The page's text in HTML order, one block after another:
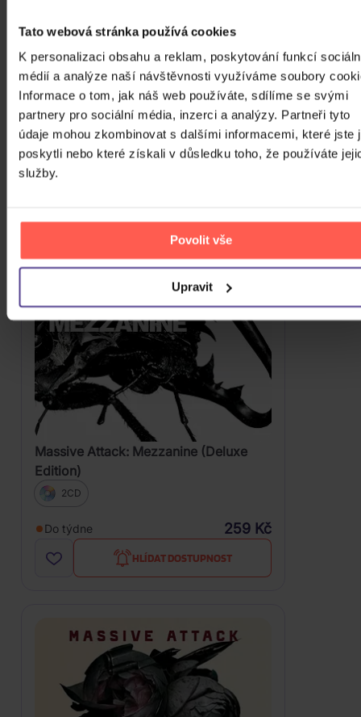
Tato webová stránka používá cookies
K personalizaci obsahu a reklam, poskytování funkcí
médií a analýze naší návštěvnosti využíváme soubory
Informace o tom, jak náš web používáte, sdílíme se svými
partnery pro sociální média, inzerci a analýzy. Partneři tyto
údaje mohou zkombinovat s dalšími informacemi, které jste
poskytli nebo které získali v důsledku toho, že používáte
služby.
Povolit vše
Upravit
Massive Attack: 100th Window
CD
Skladem 269 Kč
DO KOŠÍKU
Massive Attack: Mezzanine (Deluxe
Edition)
2CD
Do týdne 259 Kč
HLÍDAT DOSTUPNOST